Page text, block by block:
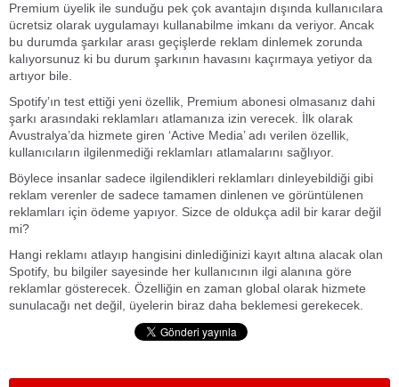
Premium üyelik ile sunduğu pek çok avantajın dışında kullanıcılara
ücretsiz olarak uygulamayı kullanabilme imkanı da veriyor. Ancak
bu durumda şarkılar arası geçişlerde reklam dinlemek zorunda
kalıyorsunuz ki bu durum şarkının havasını kaçırmaya yetiyor da
artıyor bile.
Spotify’ın test ettiği yeni özellik, Premium abonesi olmasanız dahi
şarkı arasındaki reklamları atlamanıza izin verecek. İlk olarak
Avustralya’da hizmete giren ‘Active Media’ adı verilen özellik,
kullanıcıların ilgilenmediği reklamları atlamalarını sağlıyor.
Böylece insanlar sadece ilgilendikleri reklamları dinleyebildiği gibi
reklam verenler de sadece tamamen dinlenen ve görüntülenen
reklamları için ödeme yapıyor. Sizce de oldukça adil bir karar değil
mi?
Hangi reklamı atlayıp hangisini dinlediğinizi kayıt altına alacak olan
Spotify, bu bilgiler sayesinde her kullanıcının ilgi alanına göre
reklamlar gösterecek. Özelliğin en zaman global olarak hizmete
sunulacağı net değil, üyelerin biraz daha beklemesi gerekecek.